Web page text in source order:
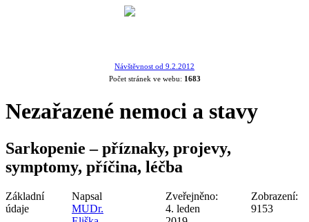
Návštěvnost od 9.2.2012
Počet stránek ve webu: 1683
Nezařazené nemoci a stavy
Sarkopenie – příznaky, projevy,
symptomy, příčina, léčba
Základní
údaje
Napsal
MUDr.
Zveřejněno:
4. leden
Zobrazení:
9153